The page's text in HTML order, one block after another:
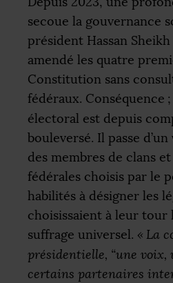
secoue la gouvernance
président Hassan
amendé les quatre
Constitution sans
fédéraux. Conséquence
électoral est depuis
bouleversé. Il passe
des membres de clans et
fédérales choisis par le
habilités à désigner les
choisissaient à leur tour
suffrage universel. « La
présidentielle, “une voix,
certains partenaires